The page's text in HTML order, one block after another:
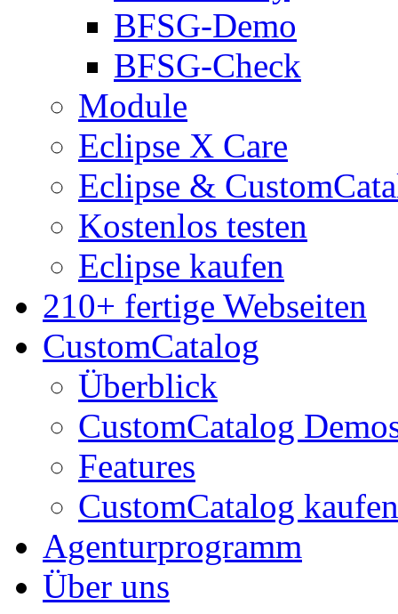
BFSG-Demo
BFSG-Check
Module
Eclipse X Care
Eclipse &
Kostenlos testen
Eclipse kaufen
210+ fertige Webseiten
CustomCatalog
Überblick
CustomCatalog
Features
CustomCatalog kaufen
Agenturprogramm
Über uns